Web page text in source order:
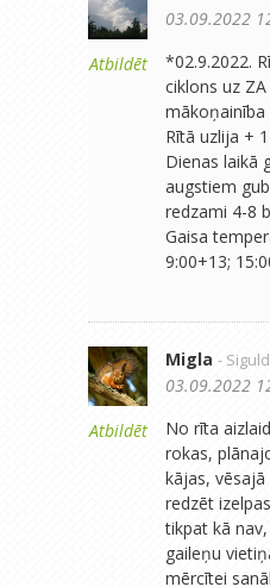
Atbildēt
03.09.2022
*02.9.2022.
ciklons uz
mākoņainība
Rītā uzlija +
Dienas laikā
augstiem
redzami 4-8
Gaisa
9:00+13;
Atbildēt
Migla -
03.09.2022
No rīta
rokas,
kājas,
redzēt
tikpat kā
gaileņu
mērcītei